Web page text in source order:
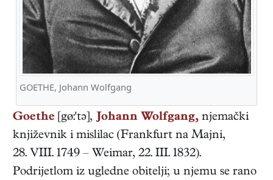
GOETHE, Johann Wolfgang
Goethe [gø:'tə], Johann Wolfgang, njemački
književnik i mislilac (Frankfurt na Majni,
28. VIII. 1749 – Weimar, 22. III. 1832).
Podrijetlom iz ugledne obitelji; u njemu se rano